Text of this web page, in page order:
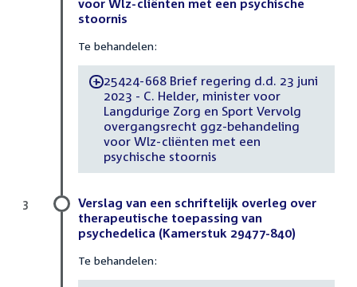
stoornis
Te behandelen:
-25424-668 Brief regering d.d. 23 juni
2023 - C. Helder, minister voor
Langdurige Zorg en Sport Vervolg
overgangsrecht ggz-behandeling
voor Wlz-cliënten met een
psychische stoornis
Verslag van een schriftelijk overleg over
therapeutische toepassing van
psychedelica (Kamerstuk 29477-840)
Te behandelen:
3